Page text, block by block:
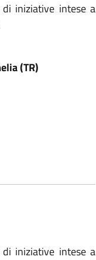
iniziative intese a
(TR)
iniziative intese a